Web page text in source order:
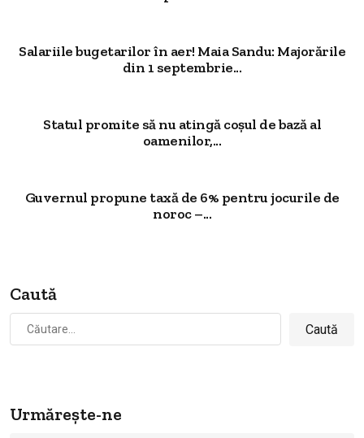
Salariile bugetarilor în aer! Maia Sandu: Majorările
din 1 septembrie...
Statul promite să nu atingă coșul de bază al
oamenilor,...
Guvernul propune taxă de 6% pentru jocurile de
noroc –...
Caută
Caută
după:
Urmărește-ne